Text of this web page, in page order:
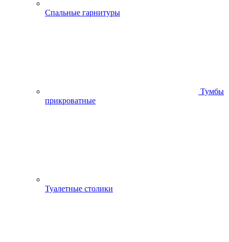
Спальные гарнитуры
Тумбы
прикроватные
Туалетные столики